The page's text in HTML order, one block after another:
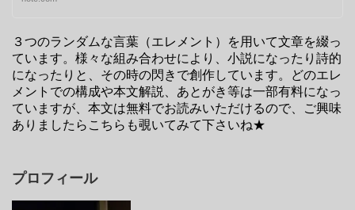
３つのランダムな言葉（エレメント）を用いて文章を綴っ
ています。様々な組み合わせにより、小説になったり詩的
になったりと、その時の閃きで創作しています。どのエレ
メントでの構成や本文解説、あとがき等は一部有料になっ
ていますが、本文は無料でお読みいただけるので、ご興味
ありましたらこちらも覗いてみて下さいね★
プロフィール